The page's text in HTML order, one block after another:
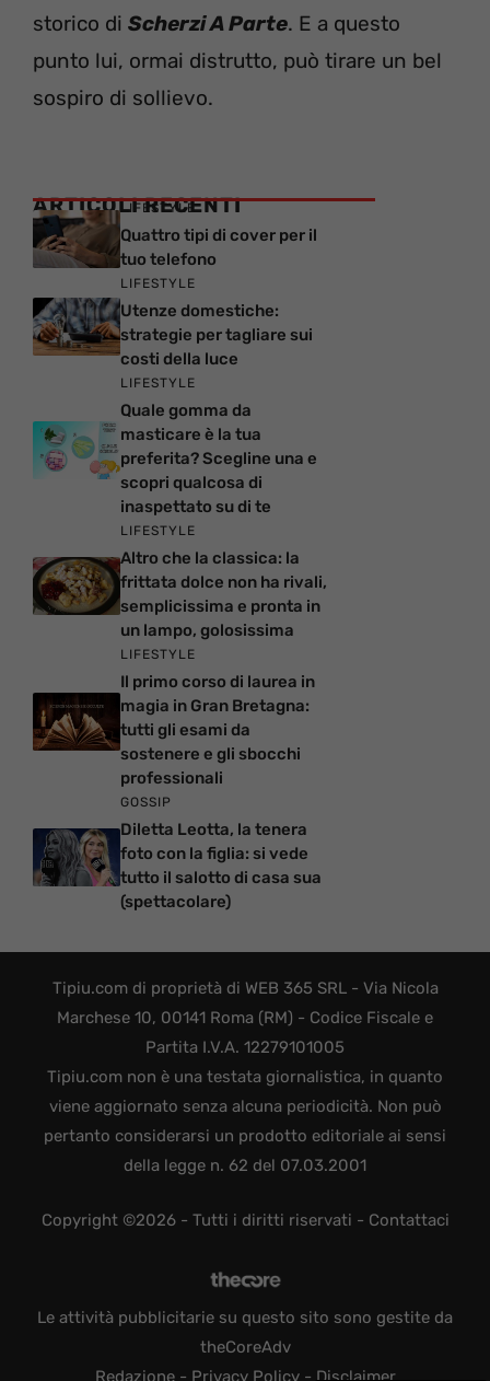
storico di Scherzi A Parte. E a questo
punto lui, ormai distrutto, può tirare un bel
sospiro di sollievo.
ARTICOLI RECENTI
LIFESTYLE
Quattro tipi di cover per il
tuo telefono
LIFESTYLE
Utenze domestiche:
strategie per tagliare sui
costi della luce
LIFESTYLE
Quale gomma da
masticare è la tua
preferita? Scegline una e
scopri qualcosa di
inaspettato su di te
LIFESTYLE
Altro che la classica: la
frittata dolce non ha rivali,
semplicissima e pronta in
un lampo, golosissima
LIFESTYLE
Il primo corso di laurea in
magia in Gran Bretagna:
tutti gli esami da
sostenere e gli sbocchi
professionali
GOSSIP
Diletta Leotta, la tenera
foto con la figlia: si vede
tutto il salotto di casa sua
(spettacolare)
Tipiu.com di proprietà di WEB 365 SRL - Via Nicola
Marchese 10, 00141 Roma (RM) - Codice Fiscale e
Partita I.V.A. 12279101005
Tipiu.com non è una testata giornalistica, in quanto
viene aggiornato senza alcuna periodicità. Non può
pertanto considerarsi un prodotto editoriale ai sensi
della legge n. 62 del 07.03.2001
Copyright ©2026 - Tutti i diritti riservati - Contattaci
Le attività pubblicitarie su questo sito sono gestite da
theCoreAdv
Redazione- Privacy Policy- Disclaimer